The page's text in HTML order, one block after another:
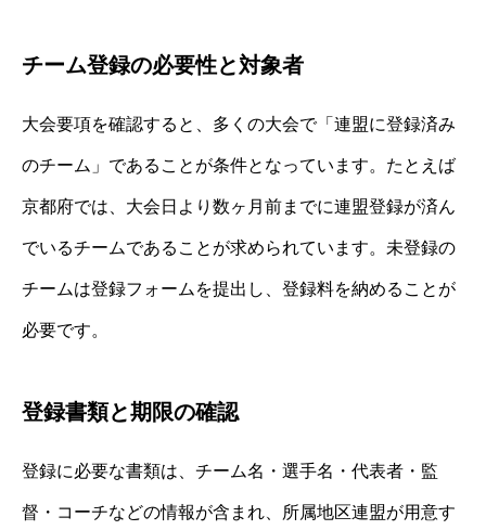
チーム登録の必要性と対象者
大会要項を確認すると、多くの大会で「連盟に登録済み
のチーム」であることが条件となっています。たとえば
京都府では、大会日より数ヶ月前までに連盟登録が済ん
でいるチームであることが求められています。未登録の
チームは登録フォームを提出し、登録料を納めることが
必要です。
登録書類と期限の確認
登録に必要な書類は、チーム名・選手名・代表者・監
督・コーチなどの情報が含まれ、所属地区連盟が用意す